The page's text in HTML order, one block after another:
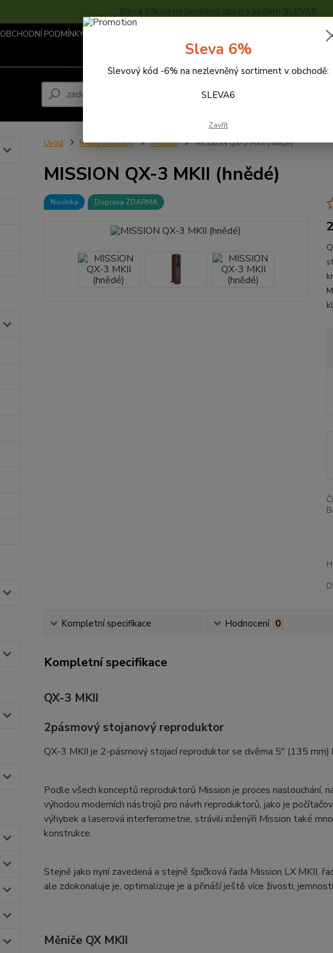
Sleva 6% na nezlevněné zboží s kódem SLEVA6
OBCHODNÍ PODMÍNKY ...
Hledat
Úvod Reprosoustavy Mission MISSION QX-3 MKII (hnědé)
MISSION QX-3 MKII (hnědé)
Novinka Doprava ZDARMA
Kompletní specifikace Hodnocení 0
Kompletní specifikace
QX-3 MKII
2pásmový stojanový reproduktor
QX-3 MKII je 2-pásmový stojací reproduktor se dvěma 5″ (135
Podle všech konceptů reproduktorů Mission je proces naslouchání,
výhodou moderních nástrojů pro návrh reproduktorů, jako je
výhybek a laserová interferometrie, strávili inženýři Mission také
konstrukce.
Stejně jako nyní zavedená a stejně špičková řada Mission LX MKII,
ale zdokonaluje je, optimalizuje je a přináší ještě více živosti,
Měniče QX MKII
Sleva 6%
Slevový kód -6% na nezlevněný sortiment v obchodě:
SLEVA6
Zavřít